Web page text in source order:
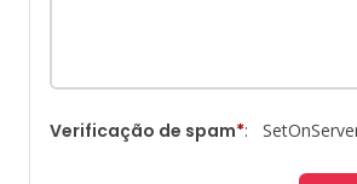
Verificação de spam*: